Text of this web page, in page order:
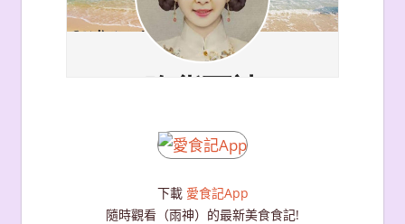
下載 愛食記App
隨時觀看（雨神）的最新美食食記!